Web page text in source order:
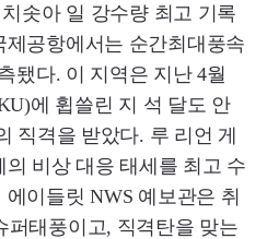
솟아 일 강수량 최고 기록
공항에서는 순간최대풍속
됐다. 이 지역은 지난 4월
에 휩쓸린 지 석 달도 안
직격을 받았다. 루 리언 게
비상 대응 태세를 최고 수
이들릿 NWS 예보관은 취
퍼태풍이고, 직격탄을 맞는